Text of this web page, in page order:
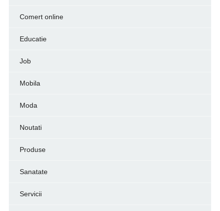
Comert online
Educatie
Job
Mobila
Moda
Noutati
Produse
Sanatate
Servicii